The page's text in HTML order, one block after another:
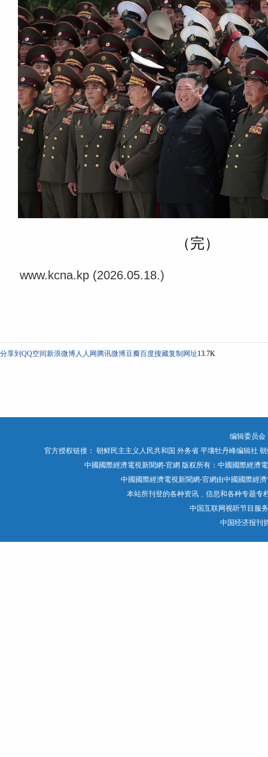
（完）
www.kcna.kp (2026.05.18.)
分享到 QQ空间新浪微博人人网 腾讯微博豆瓣百度搜藏复制网址13.7K
编辑委员会
官方授权链接： 朝鲜民主主义人民共和国 外务省 平壤牡丹峰编辑社
中國國際經濟電視新聞網-官網 版权所有：中國國際經
中國國際經濟電視新聞網-官網由中國國際經
本站所刊登的各种资讯﹑信息和各种专题专
中国互联网视听节目服
中国经济报刊